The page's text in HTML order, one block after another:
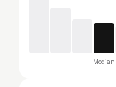
Median